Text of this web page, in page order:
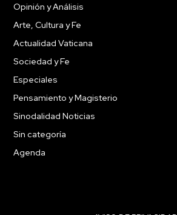
Opinión y Análisis
Arte, Cultura y Fe
Actualidad Vaticana
Sociedad y Fe
Especiales
Pensamiento y Magisterio
Sinodalidad Noticias
Sin categoría
Agenda